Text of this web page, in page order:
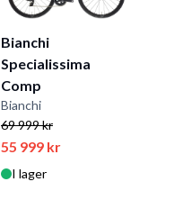
Bianchi
Specialissima
Comp
Bianchi
69 999 kr
55 999 kr
I lager